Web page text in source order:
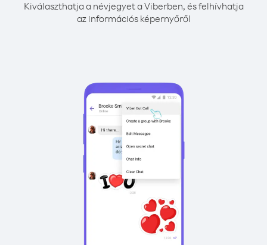
Kiválaszthatja a névjegyet a Viberben, és felhívhatja
az információs képernyőről